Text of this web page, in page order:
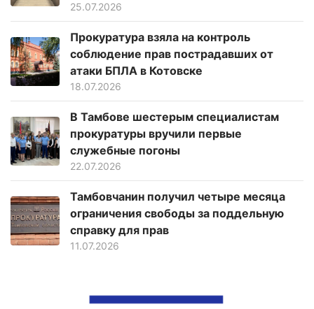
25.07.2026
Прокуратура взяла на контроль
соблюдение прав пострадавших от
атаки БПЛА в Котовске
18.07.2026
В Тамбове шестерым специалистам
прокуратуры вручили первые
служебные погоны
22.07.2026
Тамбовчанин получил четыре месяца
ограничения свободы за поддельную
справку для прав
11.07.2026